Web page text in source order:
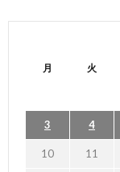
月 火
3 4
10 11